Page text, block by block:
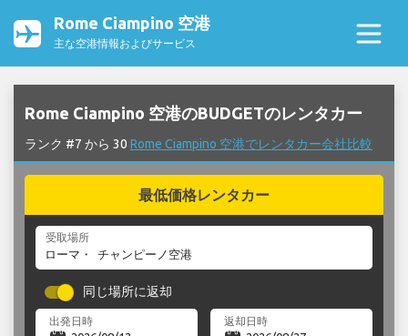
Rome Ciampino 空港
主な空港情報およびサービス
Rome Ciampino 空港のBUDGETのレンタカー
ランク #7 から 30 Rome Ciampino 空港でレンタカー会社比較
最低価格レンタカー
受取場所
同じ場所に返却
出発日時 返却日時